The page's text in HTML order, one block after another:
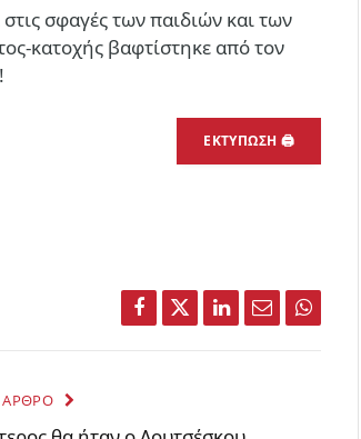
σφαγές των παιδιών και των
κατοχής βαφτίστηκε από τον
ΕΚΤΎΠΩΣΗ 🖨
Facebook
TwitterLinkedIn
Email